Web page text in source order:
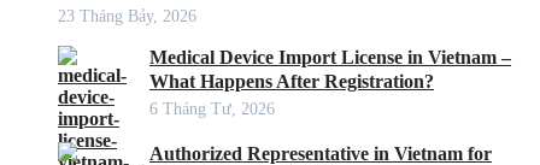
23 Tháng Bảy, 2026
Medical Device Import License in Vietnam –
What Happens After Registration?
6 Tháng Tư, 2026
Authorized Representative in Vietnam for